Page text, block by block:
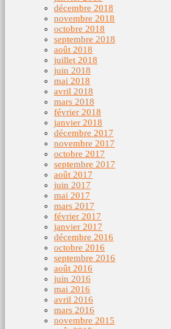
décembre 2018
novembre 2018
octobre 2018
septembre 2018
août 2018
juillet 2018
juin 2018
mai 2018
avril 2018
mars 2018
février 2018
janvier 2018
décembre 2017
novembre 2017
octobre 2017
septembre 2017
août 2017
juin 2017
mai 2017
mars 2017
février 2017
janvier 2017
décembre 2016
octobre 2016
septembre 2016
août 2016
juin 2016
mai 2016
avril 2016
mars 2016
novembre 2015